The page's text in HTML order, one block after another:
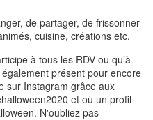
de partager, de frissonner
cuisine, créations etc.
à tous les RDV ou qu’à
présent pour encore
sur Instagram grâce aux
et où un profil
N'oubliez pas